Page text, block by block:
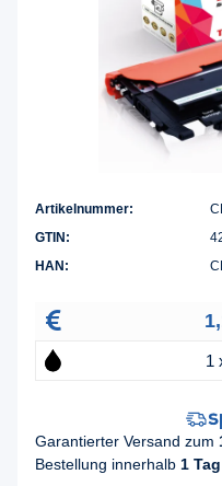
Artikelnummer:
GTIN:
HAN:
1
Garantierter Versand zum
Bestellung innerhalb 1